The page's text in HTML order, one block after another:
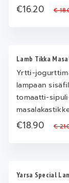
€16.20€
Lamb Tikka
Yrtti-
lampaan
tomaatti-
€18.90€
Yarsa Special